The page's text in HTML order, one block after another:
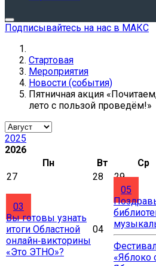
Подписывайтесь на нас в МАКС
Стартовая
Мероприятия
Новости (события)
Пятничная акция
лето с пользой проведём!»
2025
2026
Пн
Вт Ср
27
28 29
03
Вы готовы узнать
итоги Областной
онлайн‑викторины
«Это ЭТНО»?
04
05
«Яблоко